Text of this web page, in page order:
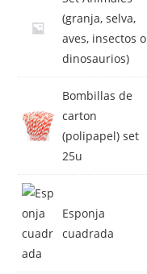
(granja, selva,
aves, insectos o
dinosaurios)
Bombillas de
carton
(polipapel) set
25u
Esponja
cuadrada